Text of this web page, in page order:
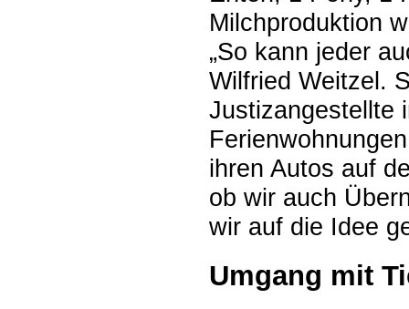
Milchproduktion
„So kann jeder
Wilfried Weitzel.
Justizangestellte
ihren Autos auf
ob wir auch
wir auf die Idee
Umgang mit